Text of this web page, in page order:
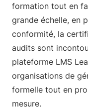
formation tout en
grande échelle, en
conformité, la
audits sont
plateforme LMS
organisations de
formelle tout en
mesure.